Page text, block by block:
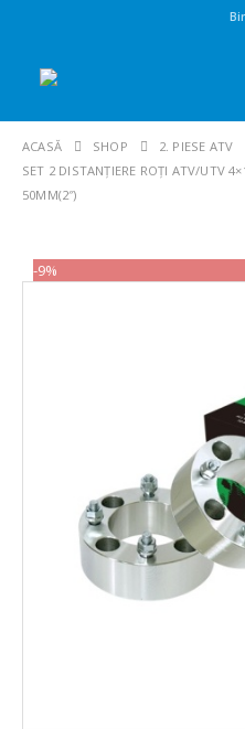
ACASĂ SHOP 2. PIESE ATV
SET 2 DISTANȚIERE ROȚI ATV/UTV
50MM(2″)
-9%